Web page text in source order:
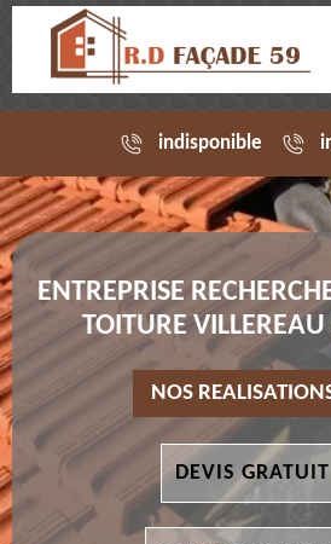
indisponible
ENTREPRISE
TOITURE
NOS
DEVIS GRATUIT